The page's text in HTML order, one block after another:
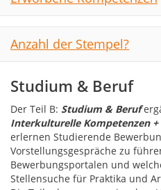
Anzahl der Stempel?
Studium & Beruf
Der Teil B: Studium & Beruf
Interkulturelle Kompetenzen +
erlernen Studierende
Vorstellungsgespräche zu
Bewerbungsportalen und
Stellensuche für Praktika und